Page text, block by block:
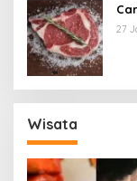
27
Wisata